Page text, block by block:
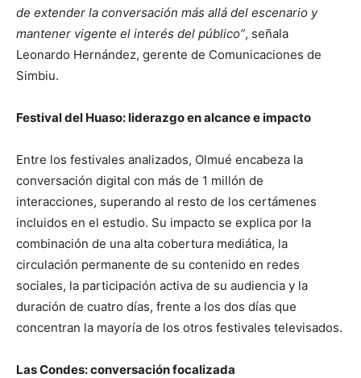
de extender la conversación más allá del escenario y
mantener vigente el interés del público”, señala
Leonardo Hernández, gerente de Comunicaciones de
Simbiu.
Festival del Huaso: liderazgo en alcance e impacto
Entre los festivales analizados, Olmué encabeza la
conversación digital con más de 1 millón de
interacciones, superando al resto de los certámenes
incluidos en el estudio. Su impacto se explica por la
combinación de una alta cobertura mediática, la
circulación permanente de su contenido en redes
sociales, la participación activa de su audiencia y la
duración de cuatro días, frente a los dos días que
concentran la mayoría de los otros festivales televisados.
Las Condes: conversación focalizada